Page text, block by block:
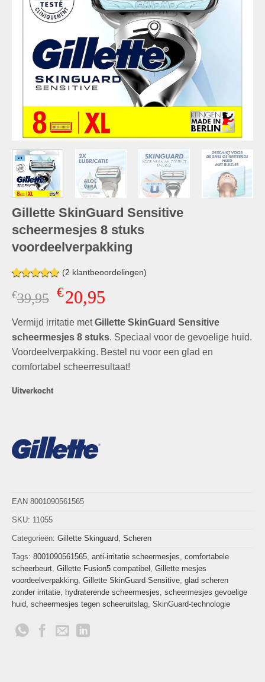
Gillette SkinGuard Sensitive
scheermesjes 8 stuks
voordeelverpakking
Gewaardeerd
5.00op 5
gebaseerd
waarderingen
(2 klantbeoordelingen)
€39,95 Oorspronkelijke
was:
€39,95.
€20,95Huidige
is:
€20,95.
Vermijd irritatie metGillette SkinGuard Sensitive
scheermesjes 8 stuks. Speciaal voor de gevoelige huid.
Voordeelverpakking. Bestel nu voor een glad en
comfortabel scheerresultaat!
Uitverkocht
EAN 8001090561565
SKU: 11055
Categorieën: Gillette Skinguard, Scheren
Tags: 8001090561565, anti-irritatie scheermesjes, comfortabele
scheerbeurt, Gillette Fusion5 compatibel , Gillette mesjes
voordeelverpakking, Gillette SkinGuard Sensitive, glad scheren
zonder irritatie, hydraterende scheermesjes, scheermesjes gevoelige
huid, scheermesjes tegen scheeruitslag, SkinGuard-technologie